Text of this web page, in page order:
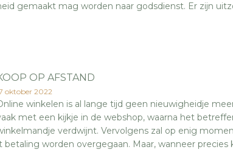
gemaakt mag worden naar godsdienst. Er zijn
OP AFSTAND
oktober 2022
winkelen is al lange tijd geen nieuwigheidje
met een kijkje in de webshop, waarna het
verdwijnt. Vervolgens zal op enig
betaling worden overgegaan. Maar, wanneer